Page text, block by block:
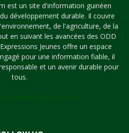
est un site d'information guinéen
développement durable. Il couvre
de l'agriculture, de la
en suivant les avancées des ODD
Jeunes offre un espace
pour une information fiable, il
et un avenir durable pour
tous.